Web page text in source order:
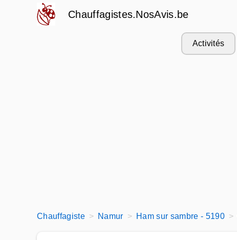
Chauffagistes.NosAvis.be
Activités
Chauffagiste Namur Ham sur sambre - 5190